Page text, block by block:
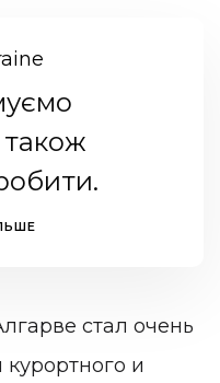
також
стал очень
и